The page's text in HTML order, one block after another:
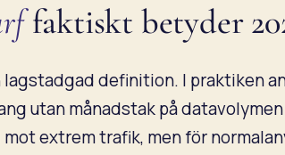
faktiskt betyder
definition. I praktiken
utan månadstak på
extrem trafik, men för